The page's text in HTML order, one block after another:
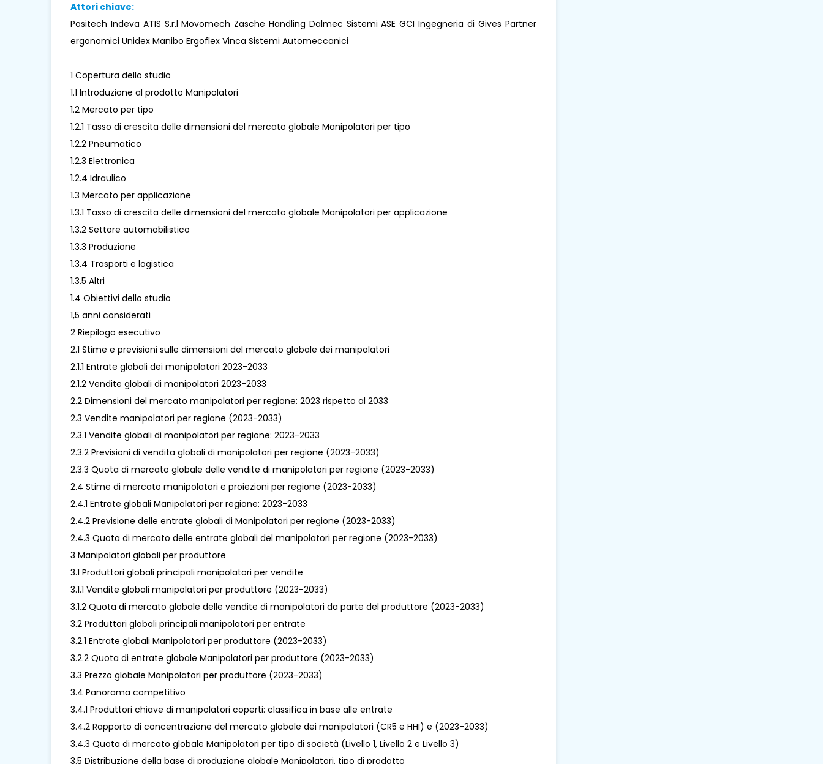
Attori chiave:
Positech Indeva ATIS S.r.l Movomech Zasche Handling Dalmec Sistemi ASE GCI Ingegneria di Gives Partner
ergonomici Unidex Manibo Ergoflex Vinca Sistemi Automeccanici
1 Copertura dello studio
1.1 Introduzione al prodotto Manipolatori
1.2 Mercato per tipo
1.2.1 Tasso di crescita delle dimensioni del mercato globale Manipolatori per tipo
1.2.2 Pneumatico
1.2.3 Elettronica
1.2.4 Idraulico
1.3 Mercato per applicazione
1.3.1 Tasso di crescita delle dimensioni del mercato globale Manipolatori per applicazione
1.3.2 Settore automobilistico
1.3.3 Produzione
1.3.4 Trasporti e logistica
1.3.5 Altri
1.4 Obiettivi dello studio
1,5 anni considerati
2 Riepilogo esecutivo
2.1 Stime e previsioni sulle dimensioni del mercato globale dei manipolatori
2.1.1 Entrate globali dei manipolatori 2023-2033
2.1.2 Vendite globali di manipolatori 2023-2033
2.2 Dimensioni del mercato manipolatori per regione: 2023 rispetto al 2033
2.3 Vendite manipolatori per regione (2023-2033)
2.3.1 Vendite globali di manipolatori per regione: 2023-2033
2.3.2 Previsioni di vendita globali di manipolatori per regione (2023-2033)
2.3.3 Quota di mercato globale delle vendite di manipolatori per regione (2023-2033)
2.4 Stime di mercato manipolatori e proiezioni per regione (2023-2033)
2.4.1 Entrate globali Manipolatori per regione: 2023-2033
2.4.2 Previsione delle entrate globali di Manipolatori per regione (2023-2033)
2.4.3 Quota di mercato delle entrate globali del manipolatori per regione (2023-2033)
3 Manipolatori globali per produttore
3.1 Produttori globali principali manipolatori per vendite
3.1.1 Vendite globali manipolatori per produttore (2023-2033)
3.1.2 Quota di mercato globale delle vendite di manipolatori da parte del produttore (2023-2033)
3.2 Produttori globali principali manipolatori per entrate
3.2.1 Entrate globali Manipolatori per produttore (2023-2033)
3.2.2 Quota di entrate globale Manipolatori per produttore (2023-2033)
3.3 Prezzo globale Manipolatori per produttore (2023-2033)
3.4 Panorama competitivo
3.4.1 Produttori chiave di manipolatori coperti: classifica in base alle entrate
3.4.2 Rapporto di concentrazione del mercato globale dei manipolatori (CR5 e HHI) e (2023-2033)
3.4.3 Quota di mercato globale Manipolatori per tipo di società (Livello 1, Livello 2 e Livello 3)
3.5 Distribuzione della base di produzione globale Manipolatori, tipo di prodotto